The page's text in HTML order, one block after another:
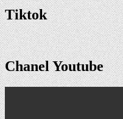
Tiktok
Chanel Youtube